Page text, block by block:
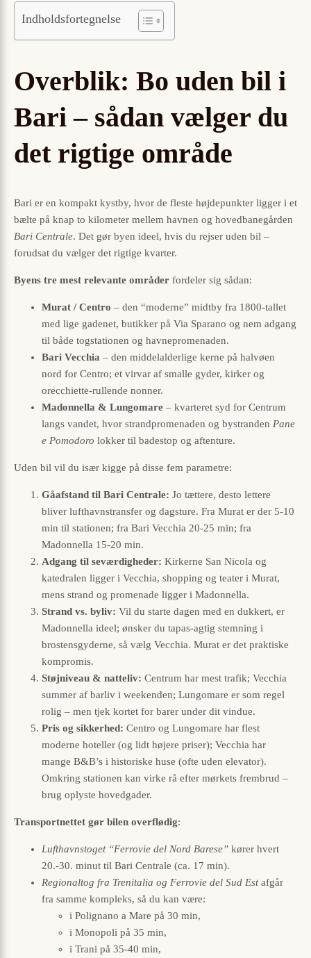
Indholdsfortegnelse
Overblik: Bo uden bil i
Bari – sådan vælger du
det rigtige område
Bari er en kompakt kystby, hvor de fleste højdepunkter ligger i et
bælte på knap to kilometer mellem havnen og hovedbanegården
Bari Centrale. Det gør byen ideel, hvis du rejser uden bil –
forudsat du vælger det rigtige kvarter.
Byens tre mest relevante områder fordeler sig sådan:
Murat / Centro – den “moderne” midtby fra 1800-tallet
med lige gadenet, butikker på Via Sparano og nem adgang
til både togstationen og havnepromenaden.
Bari Vecchia – den middelalderlige kerne på halvøen
nord for Centro; et virvar af smalle gyder, kirker og
orecchiette-rullende nonner.
Madonnella & Lungomare – kvarteret syd for Centrum
langs vandet, hvor strandpromenaden og bystranden Pane
e Pomodoro lokker til badestop og aftenture.
Uden bil vil du især kigge på disse fem parametre:
Gåafstand til Bari Centrale: Jo tættere, desto lettere
bliver lufthavnstransfer og dagsture. Fra Murat er der 5-10
min til stationen; fra Bari Vecchia 20-25 min; fra
Madonnella 15-20 min.
Adgang til seværdigheder: Kirkerne San Nicola og
katedralen ligger i Vecchia, shopping og teater i Murat,
mens strand og promenade ligger i Madonnella.
Strand vs. byliv: Vil du starte dagen med en dukkert, er
Madonnella ideel; ønsker du tapas-agtig stemning i
brostensgyderne, så vælg Vecchia. Murat er det praktiske
kompromis.
Støjniveau & natteliv: Centrum har mest trafik; Vecchia
summer af barliv i weekenden; Lungomare er som regel
rolig – men tjek kortet for barer under dit vindue.
Pris og sikkerhed: Centro og Lungomare har flest
moderne hoteller (og lidt højere priser); Vecchia har
mange B&B’s i historiske huse (ofte uden elevator).
Omkring stationen kan virke rå efter mørkets frembrud –
brug oplyste hovedgader.
Transportnettet gør bilen overflødig:
Lufthavnstoget “Ferrovie del Nord Barese” kører hvert
20.-30. minut til Bari Centrale (ca. 17 min).
Regionaltog fra Trenitalia og Ferrovie del Sud Estafgår
fra samme kompleks, så du kan være:
i Polignano a Mare på 30 min,
i Monopoli på 35 min,
i Trani på 35-40 min,